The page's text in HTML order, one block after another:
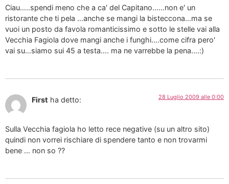
Ciau…..spendi meno che a ca' del Capitano……non e' un
ristorante che ti pela …anche se mangi la bisteccona…ma se
vuoi un posto da favola romanticissimo e sotto le stelle vai alla
Vecchia Fagiola dove mangi anche i funghi….come cifra pero'
vai su…siamo sui 45 a testa…. ma ne varrebbe la pena….:)
First ha detto: 28 Luglio 2009 alle 0:00
Sulla Vecchia fagiola ho letto rece negative (su un altro sito)
quindi non vorrei rischiare di spendere tanto e non trovarmi
bene … non so ??